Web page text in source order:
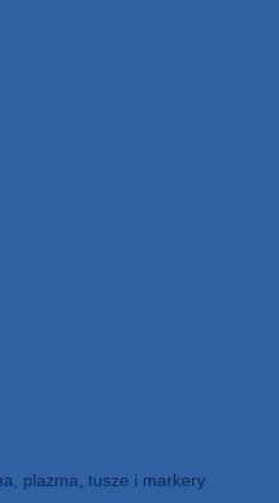
plazma, tusze i markery